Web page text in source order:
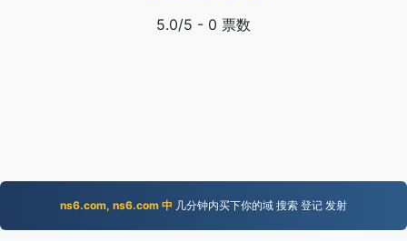
5.0/5 - 0 票数
ns6.com, ns6.com 中 几分钟内买下你的域 搜索 登记 发射